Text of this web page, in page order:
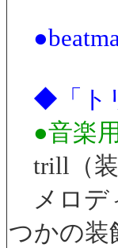
◆「ト
●音楽
trill（装
メロデ
つかの装